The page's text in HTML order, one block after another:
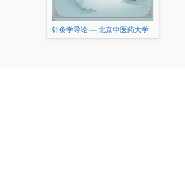
针灸学导论 — 北京中医药大学